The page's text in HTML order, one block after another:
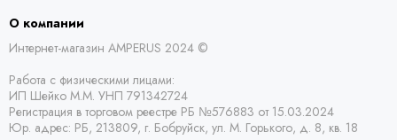
О компании
Интернет-магазин AMPERUS 2024 ©
Работа с физическими лицами:
ИП Шейко М.М. УНП 791342724
Регистрация в торговом реестре РБ №576883 от 15.03.2024
Юр. адрес: РБ, 213809, г. Бобруйск, ул. М. Горького, д. 8, кв. 18